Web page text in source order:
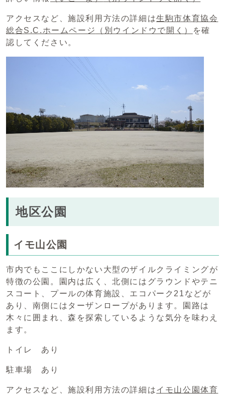
アクセスなど、施設利用方法の詳細は生駒市体育協会
総合S.C.ホームページ
（別ウインドウで開く）
を確
認してください。
地区公園
イモ山公園
市内でもここにしかない大型のザイルクライミングが
特徴の公園。園内は広く、北側にはグラウンドやテニ
スコート、プールの体育施設、エコパーク21などが
あり、南側にはターザンロープがあります。園路は
木々に囲まれ、森を探索しているような気分を味わえ
ます。
トイレ あり
駐車場 あり
アクセスなど、施設利用方法の詳細はイモ山公園体育